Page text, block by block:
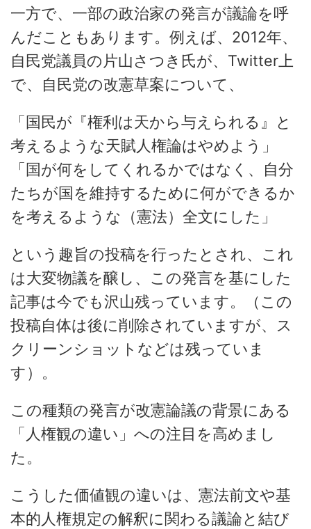
一方で、一部の政治家の発言が議論を呼
んだこともあります。例えば、2012年、
自民党議員の片山さつき氏が、Twitter上
で、自民党の改憲草案について、
「国民が『権利は天から与えられる』と
考えるような天賦人権論はやめよう」
「国が何をしてくれるかではなく、自分
たちが国を維持するために何ができるか
を考えるような（憲法）全文にした」
という趣旨の投稿を行ったとされ、これ
は大変物議を醸し、この発言を基にした
記事は今でも沢山残っています。（この
投稿自体は後に削除されていますが、ス
クリーンショットなどは残っていま
す）。
この種類の発言が改憲論議の背景にある
「人権観の違い」への注目を高めまし
た。
こうした価値観の違いは、憲法前文や基
本的人権規定の解釈に関わる議論と結び